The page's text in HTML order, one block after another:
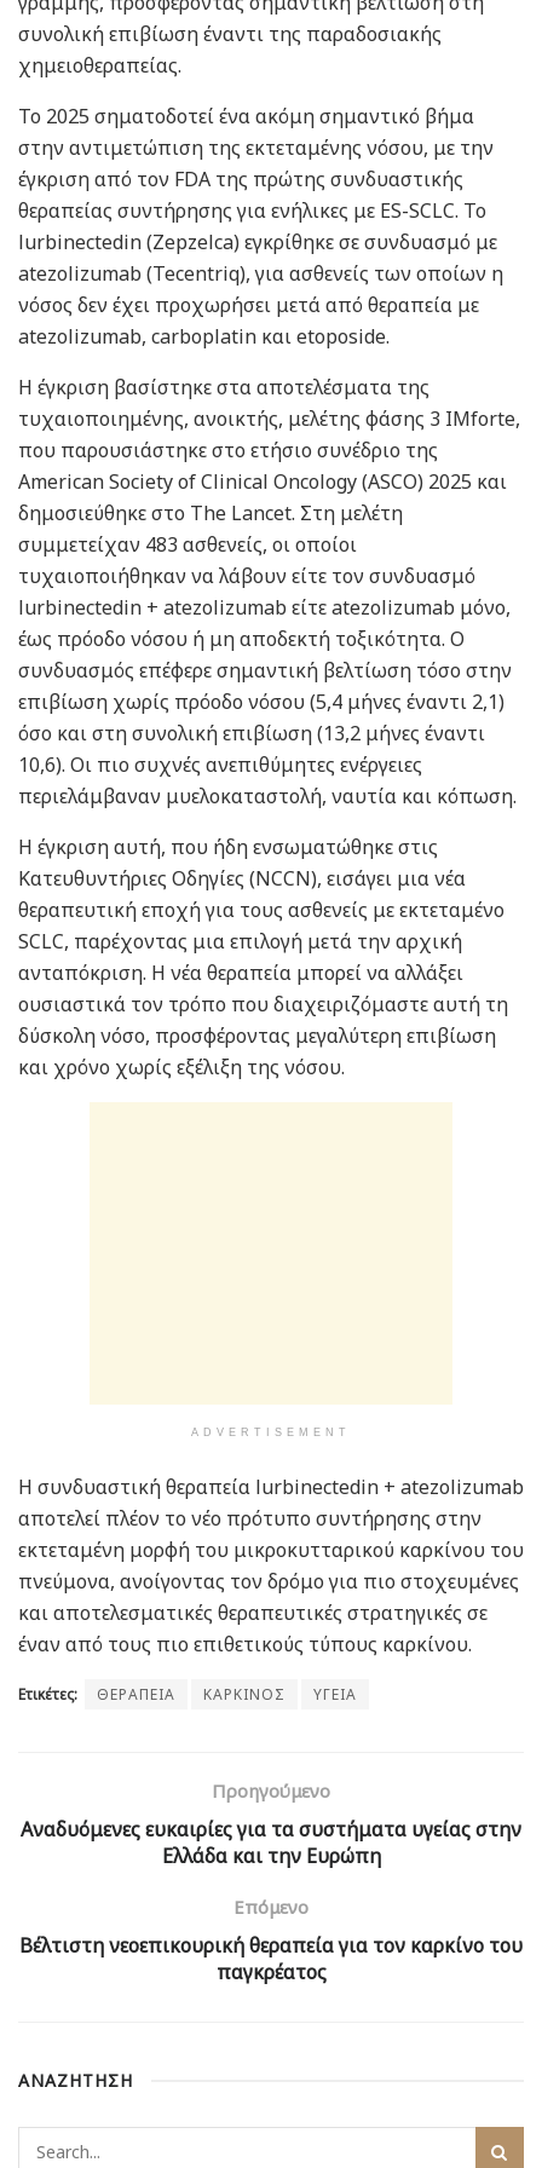
συνολική επιβίωση έναντι της παραδοσιακής
χημειοθεραπείας.
Το 2025 σηματοδοτεί ένα ακόμη σημαντικό βήμα
στην αντιμετώπιση της εκτεταμένης νόσου, με την
έγκριση από τον FDA της πρώτης συνδυαστικής
θεραπείας συντήρησης για ενήλικες με ES-SCLC. Το
lurbinectedin (Zepzelca) εγκρίθηκε σε συνδυασμό με
atezolizumab (Tecentriq), για ασθενείς των οποίων η
νόσος δεν έχει προχωρήσει μετά από θεραπεία με
atezolizumab, carboplatin και etoposide.
Η έγκριση βασίστηκε στα αποτελέσματα της
τυχαιοποιημένης, ανοικτής, μελέτης φάσης 3 IMforte,
που παρουσιάστηκε στο ετήσιο συνέδριο της
American Society of Clinical Oncology (ASCO) 2025 και
δημοσιεύθηκε στο The Lancet. Στη μελέτη
συμμετείχαν 483 ασθενείς, οι οποίοι
τυχαιοποιήθηκαν να λάβουν είτε τον συνδυασμό
lurbinectedin + atezolizumab είτε atezolizumab μόνο,
έως πρόοδο νόσου ή μη αποδεκτή τοξικότητα. Ο
συνδυασμός επέφερε σημαντική βελτίωση τόσο στην
επιβίωση χωρίς πρόοδο νόσου (5,4 μήνες έναντι 2,1)
όσο και στη συνολική επιβίωση (13,2 μήνες έναντι
10,6). Οι πιο συχνές ανεπιθύμητες ενέργειες
περιελάμβαναν μυελοκαταστολή, ναυτία και κόπωση.
Η έγκριση αυτή, που ήδη ενσωματώθηκε στις
Κατευθυντήριες Οδηγίες (NCCN), εισάγει μια νέα
θεραπευτική εποχή για τους ασθενείς με εκτεταμένο
SCLC, παρέχοντας μια επιλογή μετά την αρχική
ανταπόκριση. Η νέα θεραπεία μπορεί να αλλάξει
ουσιαστικά τον τρόπο που διαχειριζόμαστε αυτή τη
δύσκολη νόσο, προσφέροντας μεγαλύτερη επιβίωση
και χρόνο χωρίς εξέλιξη της νόσου.
ADVERTISEMENT
Η συνδυαστική θεραπεία lurbinectedin + atezolizumab
αποτελεί πλέον το νέο πρότυπο συντήρησης στην
εκτεταμένη μορφή του μικροκυτταρικού καρκίνου του
πνεύμονα, ανοίγοντας τον δρόμο για πιο στοχευμένες
και αποτελεσματικές θεραπευτικές στρατηγικές σε
έναν από τους πιο επιθετικούς τύπους καρκίνου.
Ετικέτες: ΘΕΡΑΠΕΙΑ ΚΑΡΚΙΝΟΣ ΥΓΕΙΑ
Προηγούμενο
Αναδυόμενες ευκαιρίες για τα συστήματα υγείας στην
Ελλάδα και την Ευρώπη
Επόμενο
Βέλτιστη νεοεπικουρική θεραπεία για τον καρκίνο του
παγκρέατος
ΑΝΑΖΗΤΗΣΗ